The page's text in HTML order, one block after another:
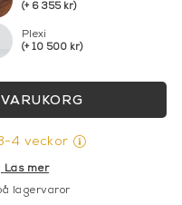
(+ 6 355 kr)
Plexi
(+ 10 500 kr)
4 veckor
Läs mer
lagervaror